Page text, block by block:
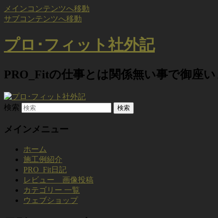
メインコンテンツへ移動
サブコンテンツへ移動
プロ･フィット社外記
PRO_Fitの仕事とは関係無い事で御座
検索
メインメニュー
ホーム
施工例紹介
PRO_Fit日記
レビュー 画像投稿
カテゴリー 一覧
ウェブショップ